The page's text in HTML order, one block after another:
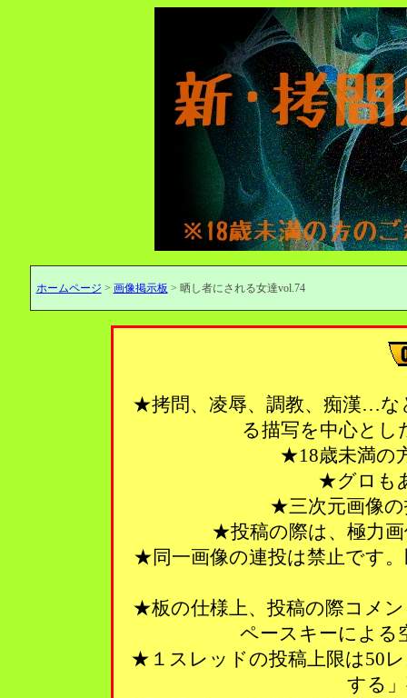
ホームページ > 画像掲示板 > 晒し者にされる女達vol.74
★拷問、凌辱、調教、痴漢…な
る描写を中心とし
★18歳未満の
★グロも
★三次元画像
★投稿の際は、極力
★同一画像の連投は禁止です
★板の仕様上、投稿の際コメ
ペースキーによる
★１スレッドの投稿上限は50
する